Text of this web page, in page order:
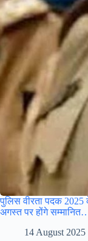
पुलिस वीरता पदक
अगस्त पर होंगे
14 August 2025